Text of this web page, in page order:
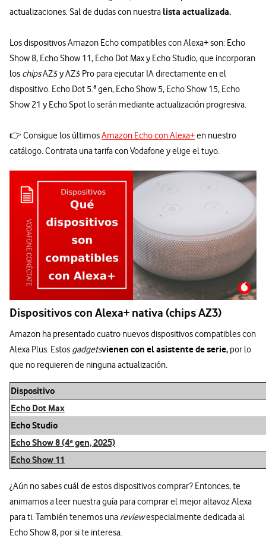
actualizaciones. Sal de dudas con nuestra lista actualizada.
Los dispositivos Amazon Echo compatibles con Alexa+ son: Echo
Show 8, Echo Show 11, Echo Dot Max y Echo Studio, que incorporan
los chipsAZ3 y AZ3 Pro para ejecutar IA directamente en el
dispositivo. Echo Dot 5.ª gen, Echo Show 5, Echo Show 15, Echo
Show 21 y Echo Spot lo serán mediante actualización progresiva.
👉 Consigue los últimosAmazon Echo con Alexa+en nuestro
catálogo. Contrata una tarifa con Vodafone y elige el tuyo.
Dispositivos con Alexa+ nativa (chips AZ3)
Amazon ha presentado cuatro nuevos dispositivos compatibles con
Alexa Plus. Estos gadgetsvienen con el asistente de serie, por lo
que no requieren de ninguna actualización.
Dispositivo
Echo Dot Max
Echo Studio
Echo Show 8 (4ª gen, 2025)
Echo Show 11
¿Aún no sabes cuál de estos dispositivos comprar? Entonces, te
animamos a leer nuestra guía para comprar el mejor altavoz Alexa
para ti. También tenemos una reviewespecialmente dedicada al
Echo Show 8, por si te interesa.